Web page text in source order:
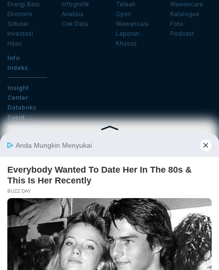
Energi Baru
Ekonomi
Sirkular
Investasi
Hijau
Infografik
Analisis
Cek Data
Telaah
Opini
Wawancara
Laporan
Khusus
Wawancara
Katalogue
Foto
Podcast
Info
Indeks
Insight
Center
Databoks
Event
KatadataOto
Email
Daftar
Tentang Katadata Advertising Karier
Pedoman Media Siber
Kebijakan Privasi
Disclaimer
Hubungi Kami
©2026 Katadata. Hak cipta dilindungi Undang-undang.